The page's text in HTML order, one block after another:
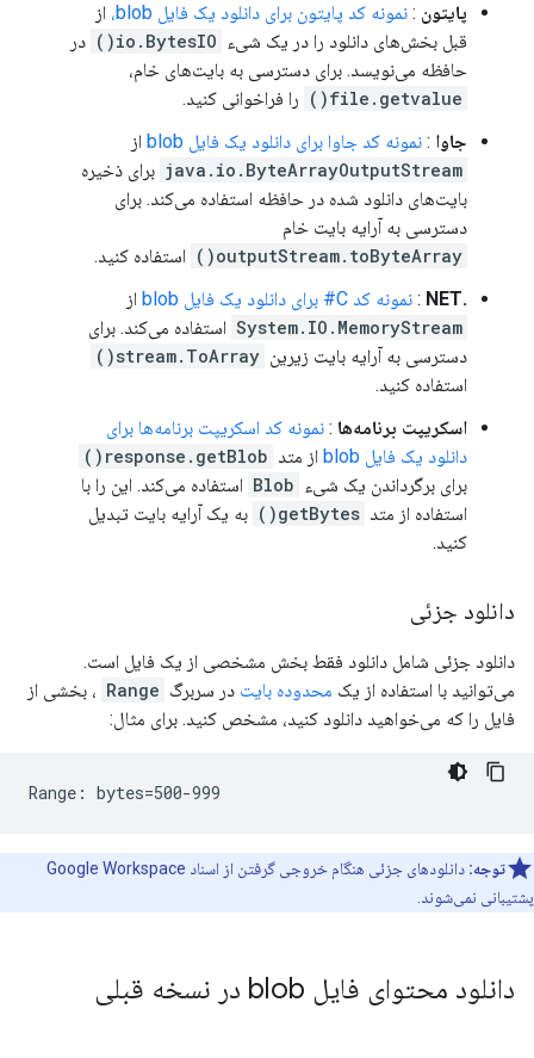
پایتون : نمونه کد پایتون برای دانلود یک فایل blob،
از
قبل بخش‌های دانلود را در یک شیء io.BytesIO()
در
حافظه می‌نویسد. برای دسترسی به بایت‌های خام،
file.getvalue()
را فراخوانی کنید.
جاوا : نمونه کد جاوا برای دانلود یک فایل blob
از
java.io.ByteArrayOutputStream برای ذخیره
بایت‌های دانلود شده در حافظه استفاده می‌کند. برای
دسترسی به آرایه بایت خام
outputStream.toByteArray()
استفاده کنید.
.NET
: نمونه کد C# برای دانلود یک فایل blob
از
System.IO.MemoryStream استفاده می‌کند. برای
دسترسی به آرایه بایت زیرین stream.ToArray()
استفاده کنید.
اسکریپت برنامه‌ها : نمونه کد اسکریپت برنامه‌ها برای
دانلود یک فایل blob
از متد response.getBlob()
برای برگرداندن یک شیء Blob استفاده می‌کند. این را با
استفاده از متد getBytes()
به یک آرایه بایت تبدیل
کنید.
دانلود جزئی
دانلود جزئی شامل دانلود فقط بخش مشخصی از یک فایل است.
می‌توانید با استفاده از یک محدوده بایت در سربرگ Range ، بخشی از
فایل را که می‌خواهید دانلود کنید، مشخص کنید. برای مثال:
توجه:
دانلودهای جزئی هنگام خروجی گرفتن از اسناد Google Workspace
پشتیبانی نمی‌شوند.
دانلود محتوای فایل blob در نسخه قبلی